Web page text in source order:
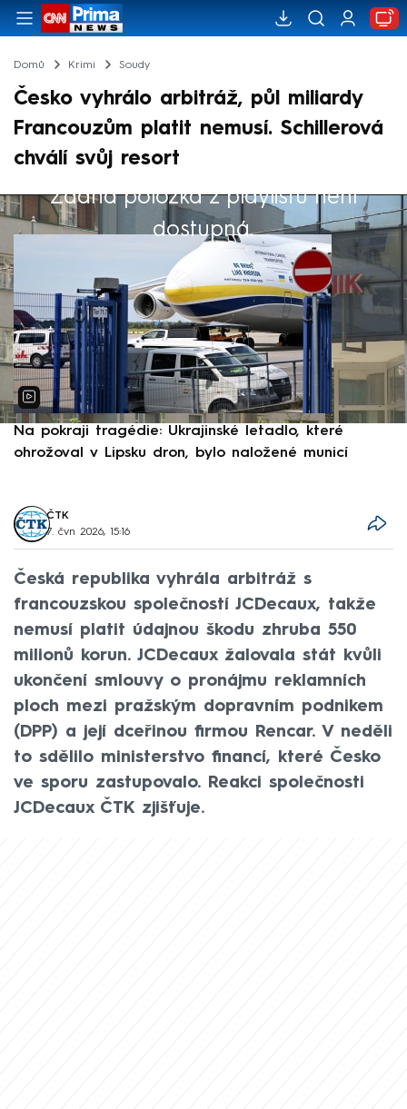
Domů Krimi Soudy
Česko vyhrálo arbitráž, půl miliardy
Francouzům platit nemusí. Schillerová
chválí svůj resort
Žádná položka z playlistu není
dostupná.
Výběr redakce
Na pokraji tragédie: Ukrajinské letadlo, které
ohrožoval v Lipsku dron, bylo naložené municí
ČTK
7. čvn 2026, 15:16
Česká republika vyhrála arbitráž s
francouzskou společností JCDecaux, takže
nemusí platit údajnou škodu zhruba 550
milionů korun. JCDecaux žalovala stát kvůli
ukončení smlouvy o pronájmu reklamních
ploch mezi pražským dopravním podnikem
(DPP) a její dceřinou firmou Rencar. V neděli
to sdělilo ministerstvo financí, které Česko
ve sporu zastupovalo. Reakci společnosti
JCDecaux ČTK zjišťuje.